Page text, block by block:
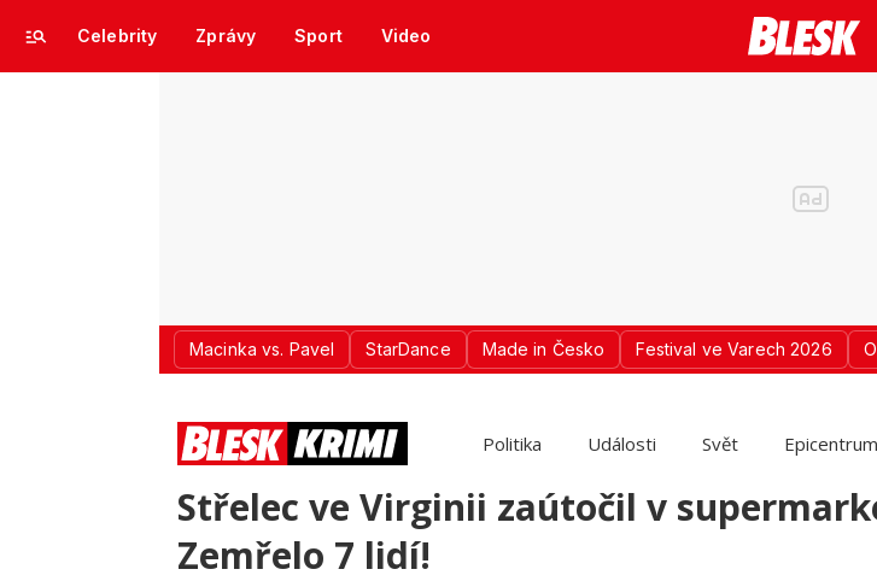
Celebrity Zprávy Sport Video
Macinka vs. Pavel StarDance Made in Česko Festival ve Varech 2026
Politika Události Svět Epicentrum
Střelec ve Virginii zaútočil v
Zemřelo 7 lidí!